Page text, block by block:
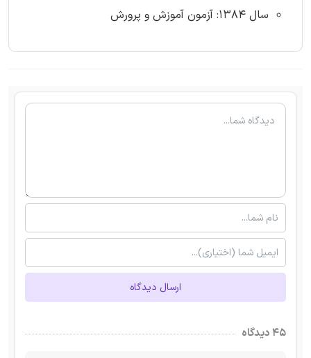
سال 1384: آزمون آموزش و پرورش
ارسال دیدگاه
۴۵ دیدگاه